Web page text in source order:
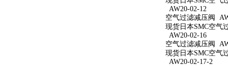
AW20-02-12
空气过滤减压阀
现货日本SMC空气
AW20-02-16
空气过滤减压阀
现货日本SMC空气
AW20-02-17-2